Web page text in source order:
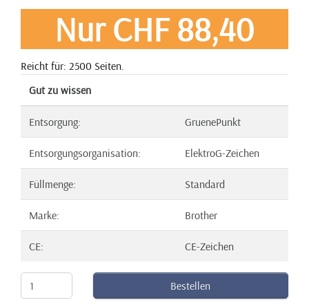
Nur CHF 88,40
Reicht für: 2500 Seiten.
Gut zu wissen
Entsorgung: GruenePunkt
Entsorgungsorganisation: ElektroG-Zeichen
Füllmenge: Standard
Marke: Brother
CE: CE-Zeichen
Bestellen